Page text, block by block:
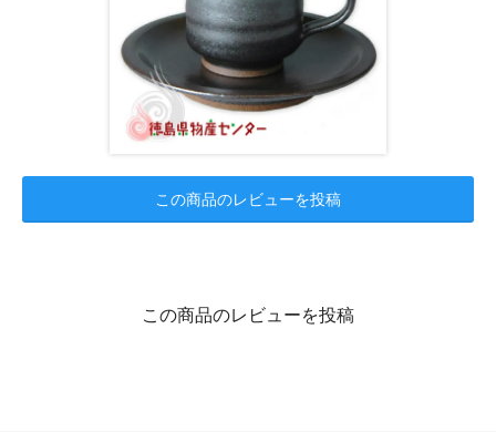
この商品のレビューを投稿
この商品のレビューを投稿